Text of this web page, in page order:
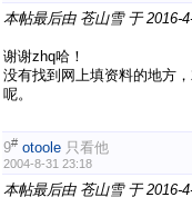
本帖最后由 苍山雪 于 2016-
谢谢zhq哈！
没有找到网上填资料的地方
呢。
9# otoole 只看他
2004-8-31 23:18
本帖最后由 苍山雪 于 2016-